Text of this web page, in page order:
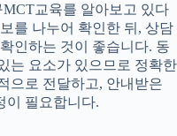
MCT교육를 알아보고 있다
를 나누어 확인한 뒤, 상담
인하는 것이 좋습니다. 동
는 요소가 있으므로 정확한
으로 전달하고, 안내받은
이 필요합니다.